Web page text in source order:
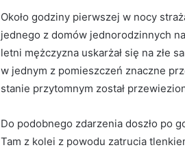
Około godziny pierwszej w nocy
jednego z domów jednorodzinnych
letni mężczyzna uskarżał się na złe
w jednym z pomieszczeń znaczne
stanie przytomnym został
Do podobnego zdarzenia doszło po
Tam z kolei z powodu zatrucia